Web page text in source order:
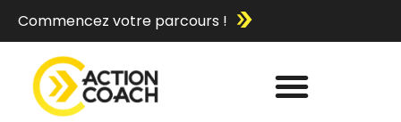
Commencez votre parcours !